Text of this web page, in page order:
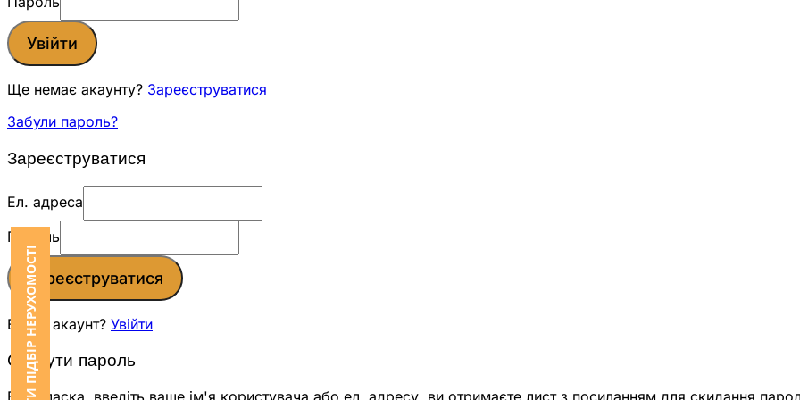
ЗАМОВИТИ ПІДБІР НЕРУХОМОСТІ
Увійти
Ще немає акаунту? Зареєструватися
Забули пароль?
Зареєструватися
Ел. адреса
Пароль
Зареєструватися
Вже є акаунт? Увійти
Скинути пароль
Будь ласка, введіть ваше ім'я користувача або ел. адресу, ви отримаєте лист з посиланням для скидання